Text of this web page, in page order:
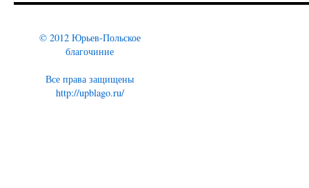
© 2012 Юрьев-Польское
благочиние
Все права защищены
http://upblago.ru/